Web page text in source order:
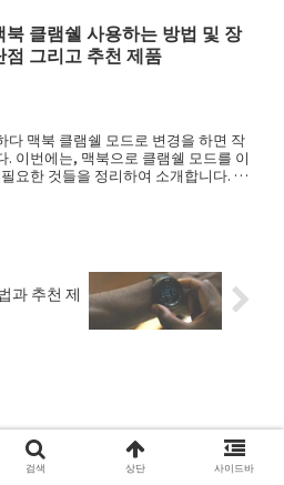
북 클램쉘 사용하는 방법 및 장
점 그리고 추천 제품
다 맥북 클램쉘 모드로 변경을 하면 작
이번에는, 맥북으로 클램쉘 모드를 이
요한 것들을 정리하여 소개합니다. 맥
과 추천 제
검색 상단 사이드바